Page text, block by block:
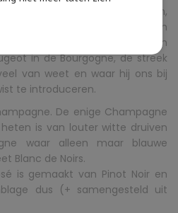
van wijnkenner Gert Crum,
aanbevolen. We leerden Crum
van het Chapitre du Tulipes in
in de Bourgogne, de streek
van weet en waar hij ons bij
te introduceren.
De enige Champagne
is van louter witte druiven
waar alleen maar blauwe
Blanc de Noirs.
is gemaakt van Pinot Noir en
dus (+ samengesteld uit